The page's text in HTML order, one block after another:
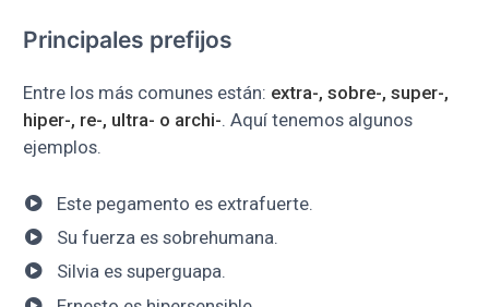
Principales prefijos
Entre los más comunes están: extra-, sobre-, super-,
hiper-, re-, ultra- o archi-. Aquí tenemos algunos
ejemplos.
Este pegamento es extrafuerte.
Su fuerza es sobrehumana.
Silvia es superguapa.